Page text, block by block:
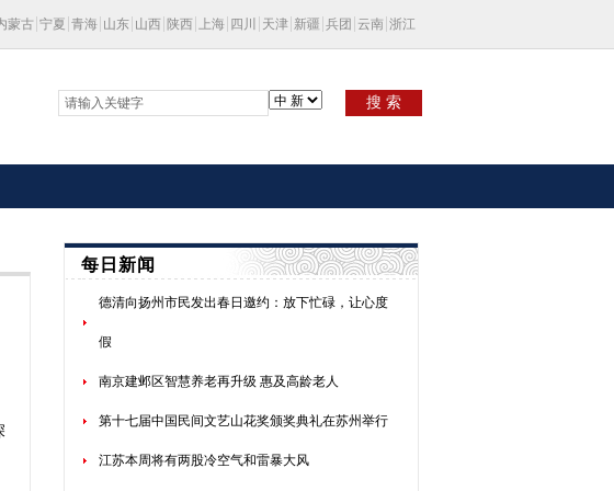
蒙古 宁夏 青海 山东 山西 陕西 上海 四川 天津 新疆 兵团 云南 浙江
搜 索
每日新闻
德清向扬州市民发出春日邀约：放下忙碌，让心度
假
南京建邺区智慧养老再升级 惠及高龄老人
第十七届中国民间文艺山花奖颁奖典礼在苏州举行
江苏本周将有两股冷空气和雷暴大风